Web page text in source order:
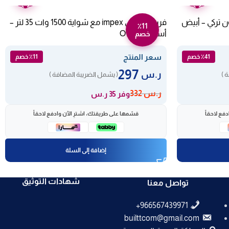
ارو 50 * 60 سم 4 عيون تركي – أبيض
٪41 خصم
)
لاحقاً
٪11
خصم
فرن كهربائي impex مع شواية 1500 وات 35 لتر –
أسود Ov 2901
سعر المنتج ٪11 خصم
ر.س ( يشمل الضريبة المضافة )
ر.س332 وفر 35 ر.س
قسّمها على طريقتك، اشترِ الآن وادفع لاحقاً
إضافة إلى السلة
تواصل معنا
builttcom@gmail.com
شهادات التوثيق